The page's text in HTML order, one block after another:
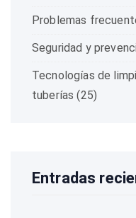
Problemas
Seguridad y
Tecnologías de
tuberías (25)
Entradas